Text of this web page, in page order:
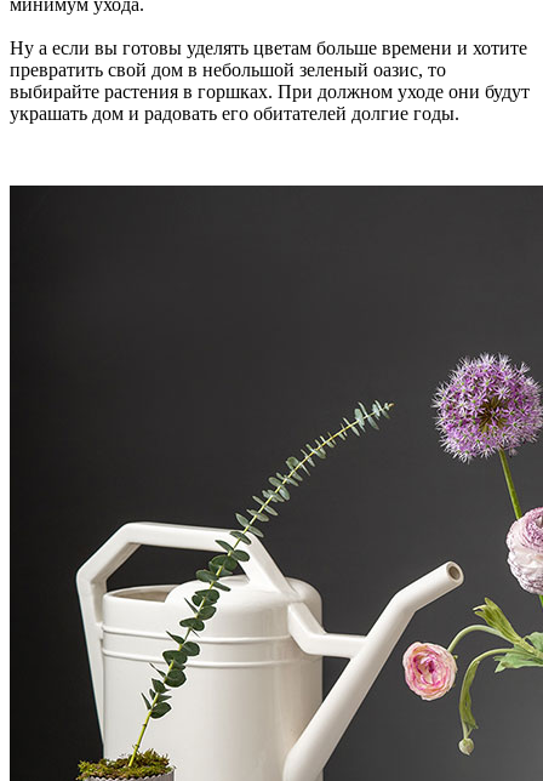
Ну а если вы готовы уделять цветам больше времени и хотите
превратить свой дом в небольшой зеленый оазис, то
выбирайте растения в горшках. При должном уходе они будут
украшать дом и радовать его обитателей долгие годы.